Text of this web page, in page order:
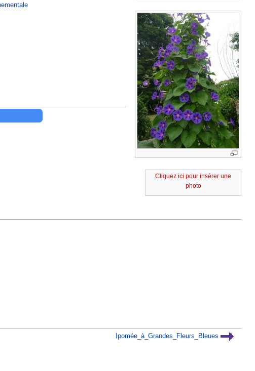
Cliquez ici pour insérer une
photo
Ipomée_à_Grandes_Fleurs_Bleues